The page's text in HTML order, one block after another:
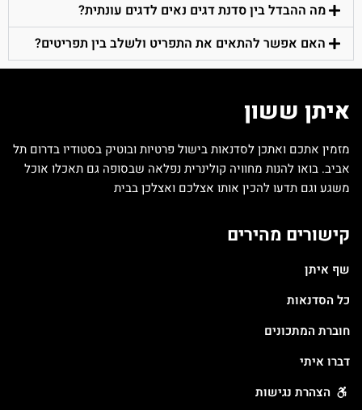
מה ההבדל בין סדנת דגים נאים לדגים עונתית?
האם אפשר להתאים את התפריט ולשלב בין תפריטים?
איתן ששון
מזמין אתכם ואתכן לסדנאות בישול פרטיות ובוטיק בסטודיו בדרום תל
אביב. בואו להנות מחוויה קולינרית נפלאה שבסופה גם תאכלו אוכל
משגע וגם תדעו להכין אותו אצלכם ואצלכן בבית
קישורים מהירים
שף איתן
כל הסדנאות
חוברת המתכונים
דברו איתי
הצהרת נגישות